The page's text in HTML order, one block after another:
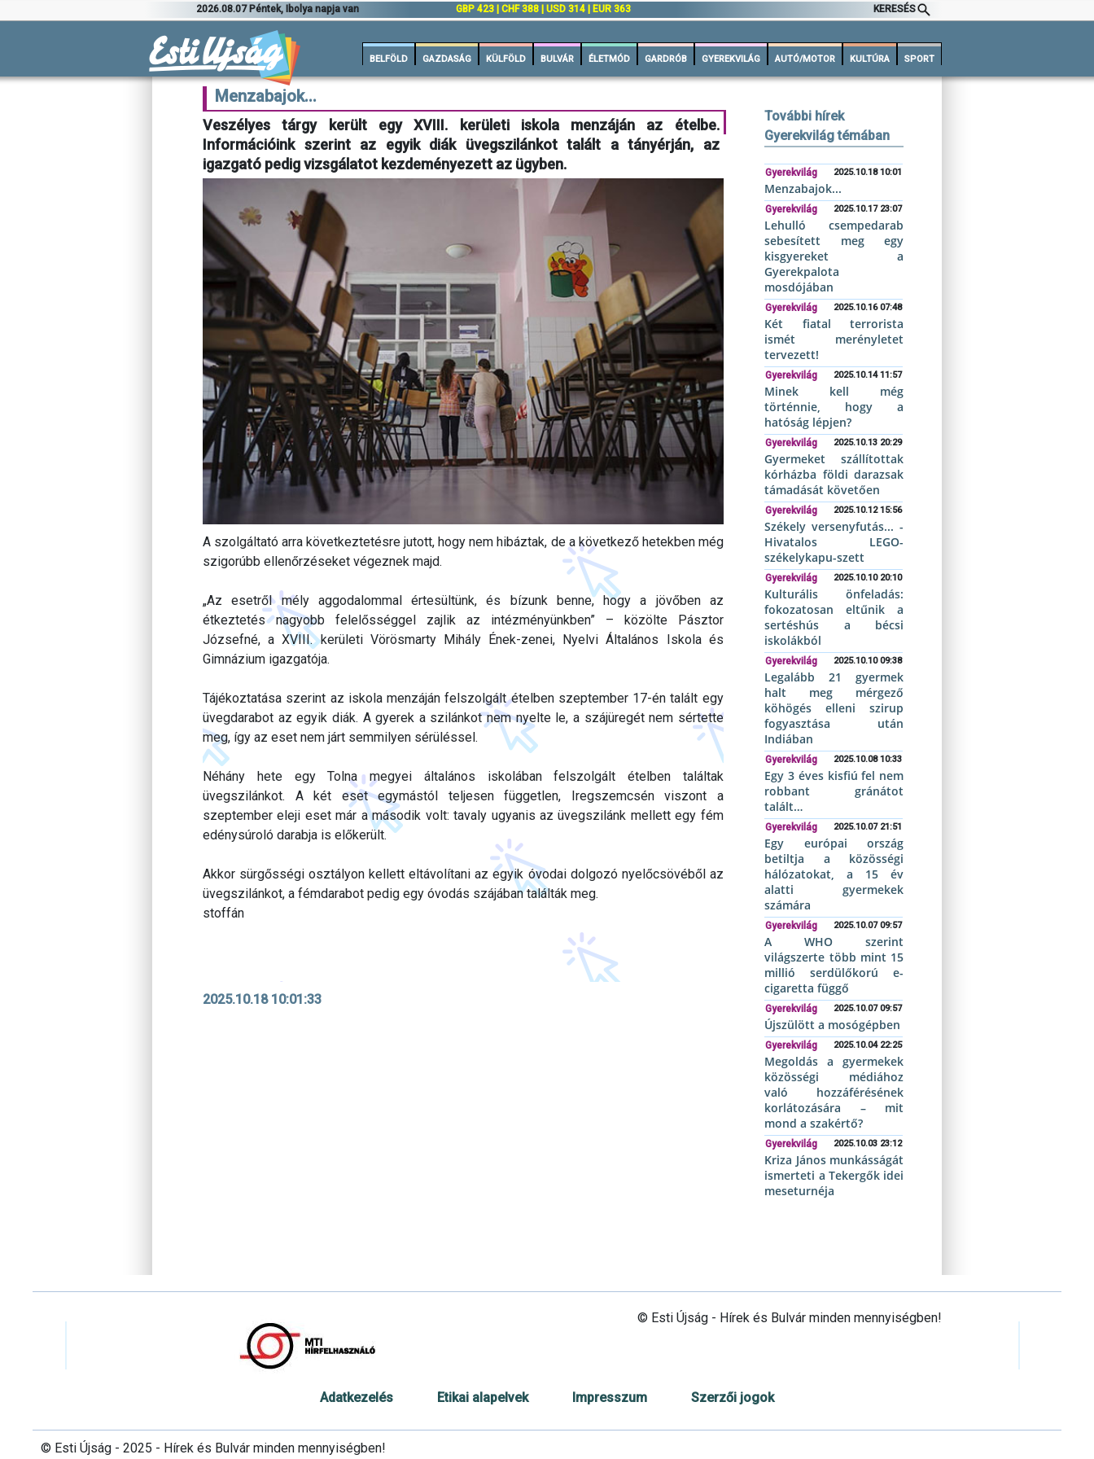
2026.08.07 Péntek, Ibolya napja van GBP 423 | CHF 388 | USD 314 | EUR 363 KERESÉS
BELFÖLD GAZDASÁG KÜLFÖLD BULVÁR ÉLETMÓD GARDRÓB GYEREKVILÁG AUTÓ/MOTOR KULTÚRA SPORT
Menzabajok...
Veszélyes tárgy került egy XVIII. kerületi iskola menzáján az ételbe.
Információink szerint az egyik diák üvegszilánkot talált a tányérján, az
igazgató pedig vizsgálatot kezdeményezett az ügyben.
A szolgáltató arra következtetésre jutott, hogy nem hibáztak, de a következő hetekben még
szigorúbb ellenőrzéseket végeznek majd.
„Az esetről mély aggodalommal értesültünk, és bízunk benne, hogy a jövőben az
étkeztetés nagyobb felelősséggel zajlik az intézményünkben” – közölte Pásztor
Józsefné, a XVIII. kerületi Vörösmarty Mihály Ének-zenei, Nyelvi Általános Iskola és
Gimnázium igazgatója.
Tájékoztatása szerint az iskola menzáján felszolgált ételben szeptember 17-én talált egy
üvegdarabot az egyik diák. A gyerek a szilánkot nem nyelte le, a szájüregét nem sértette
meg, így az eset nem járt semmilyen sérüléssel.
Néhány hete egy Tolna megyei általános iskolában felszolgált ételben találtak
üvegszilánkot. A két eset egymástól teljesen független, Iregszemcsén viszont a
szeptember eleji eset már a második volt: tavaly ugyanis az üvegszilánk mellett egy fém
edénysúroló darabja is előkerült.
Akkor sürgősségi osztályon kellett eltávolítani az egyik óvodai dolgozó nyelőcsövéből az
üvegszilánkot, a fémdarabot pedig egy óvodás szájában találták meg.
stoffán
2025.10.18 10:01:33
További hírek
Gyerekvilág témában
Gyerekvilág 2025.10.18 10:01
Menzabajok...
Gyerekvilág 2025.10.17 23:07
Lehulló csempedarab
sebesített meg egy
kisgyereket a
Gyerekpalota
mosdójában
Gyerekvilág 2025.10.16 07:48
Két fiatal terrorista
ismét merényletet
tervezett!
Gyerekvilág 2025.10.14 11:57
Minek kell még
történnie, hogy a
hatóság lépjen?
Gyerekvilág 2025.10.13 20:29
Gyermeket szállítottak
kórházba földi darazsak
támadását követően
Gyerekvilág 2025.10.12 15:56
Székely versenyfutás... -
Hivatalos LEGO-
székelykapu-szett
Gyerekvilág 2025.10.10 20:10
Kulturális önfeladás:
fokozatosan eltűnik a
sertéshús a bécsi
iskolákból
Gyerekvilág 2025.10.10 09:38
Legalább 21 gyermek
halt meg mérgező
köhögés elleni szirup
fogyasztása után
Indiában
Gyerekvilág 2025.10.08 10:33
Egy 3 éves kisfiú fel nem
robbant gránátot
talált…
Gyerekvilág 2025.10.07 21:51
Egy európai ország
betiltja a közösségi
hálózatokat, a 15 év
alatti gyermekek
számára
Gyerekvilág 2025.10.07 09:57
A WHO szerint
világszerte több mint 15
millió serdülőkorú e-
cigaretta függő
Gyerekvilág 2025.10.07 09:57
Újszülött a mosógépben
Gyerekvilág 2025.10.04 22:25
Megoldás a gyermekek
közösségi médiához
való hozzáférésének
korlátozására – mit
mond a szakértő?
Gyerekvilág 2025.10.03 23:12
Kriza János munkásságát
ismerteti a Tekergők idei
meseturnéja
© Esti Újság - Hírek és Bulvár minden mennyiségben!
Adatkezelés Etikai alapelvek Impresszum Szerzői jogok
© Esti Újság - 2025 - Hírek és Bulvár minden mennyiségben!